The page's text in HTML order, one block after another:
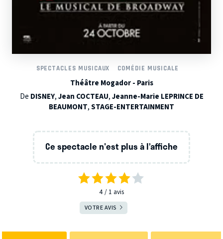
SPECTACLES MUSICAUX COMÉDIE MUSICALE
Théâtre Mogador - Paris
De DISNEY,Jean COCTEAU,Jeanne-Marie LEPRINCE DE
BEAUMONT,STAGE-ENTERTAINMENT
Ce spectacle n'est plus à l’affiche
4 1 avis
VOTRE AVIS